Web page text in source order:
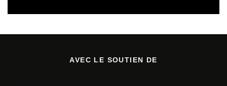
AVEC LE SOUTIEN DE